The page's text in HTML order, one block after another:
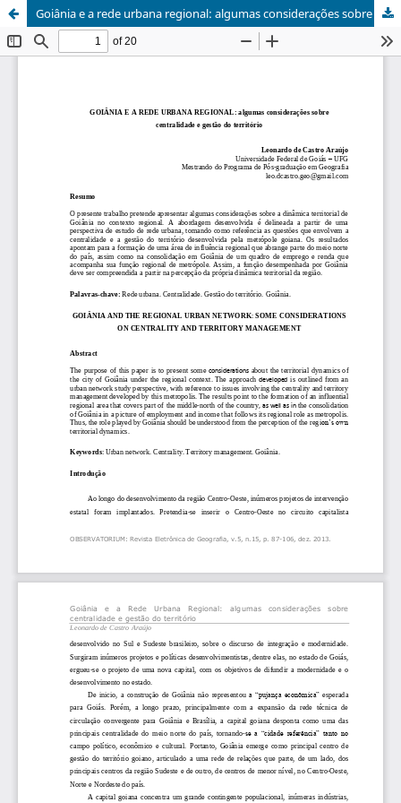
Goiânia e a rede urbana regional: algumas considerações sobre centralidade e gestão do território / Goiânia and the regional urban network: some considerations on centrality and territory management